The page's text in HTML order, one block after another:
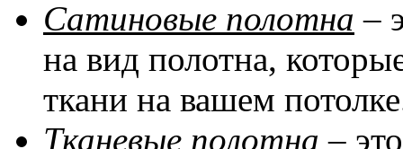
Сатиновые полотна –
на вид полотна,
ткани на вашем
Тканевые полотна –